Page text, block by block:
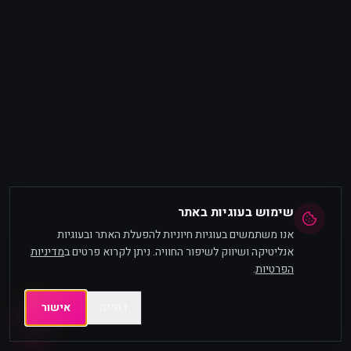
שימוש בעוגיות באתר
אנו משתמשים בעוגיות חיוניות להפעלת האתר ובעוגיות
אנליטיקה ושיווק לשיפור החוויה. ניתן לקרוא פרטים במדיניות
הפרטיות.
אישור